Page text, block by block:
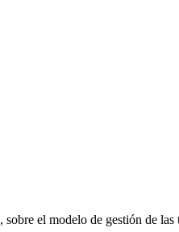
el modelo de gestión de